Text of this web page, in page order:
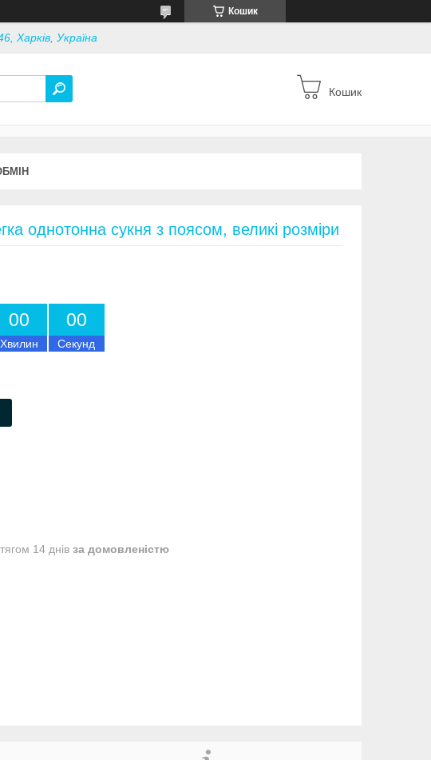
Кошик
Харків, Україна
Кошик
однотонна сукня з поясом, великі розміри
00
Хвилин
00
Секунд
14 днів за домовленістю